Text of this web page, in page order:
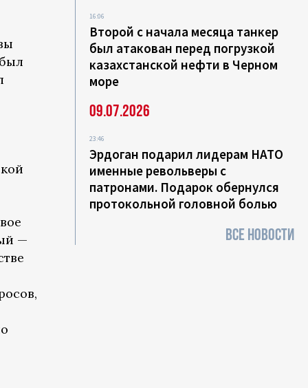
—
16:06
Второй с начала месяца танкер
был атакован перед погрузкой
казахстанской нефти в Черном
море
09.07.2026
23:46
Эрдоган подарил лидерам НАТО
именные револьверы с
патронами. Подарок обернулся
протокольной головной болью
ВСЕ НОВОСТИ